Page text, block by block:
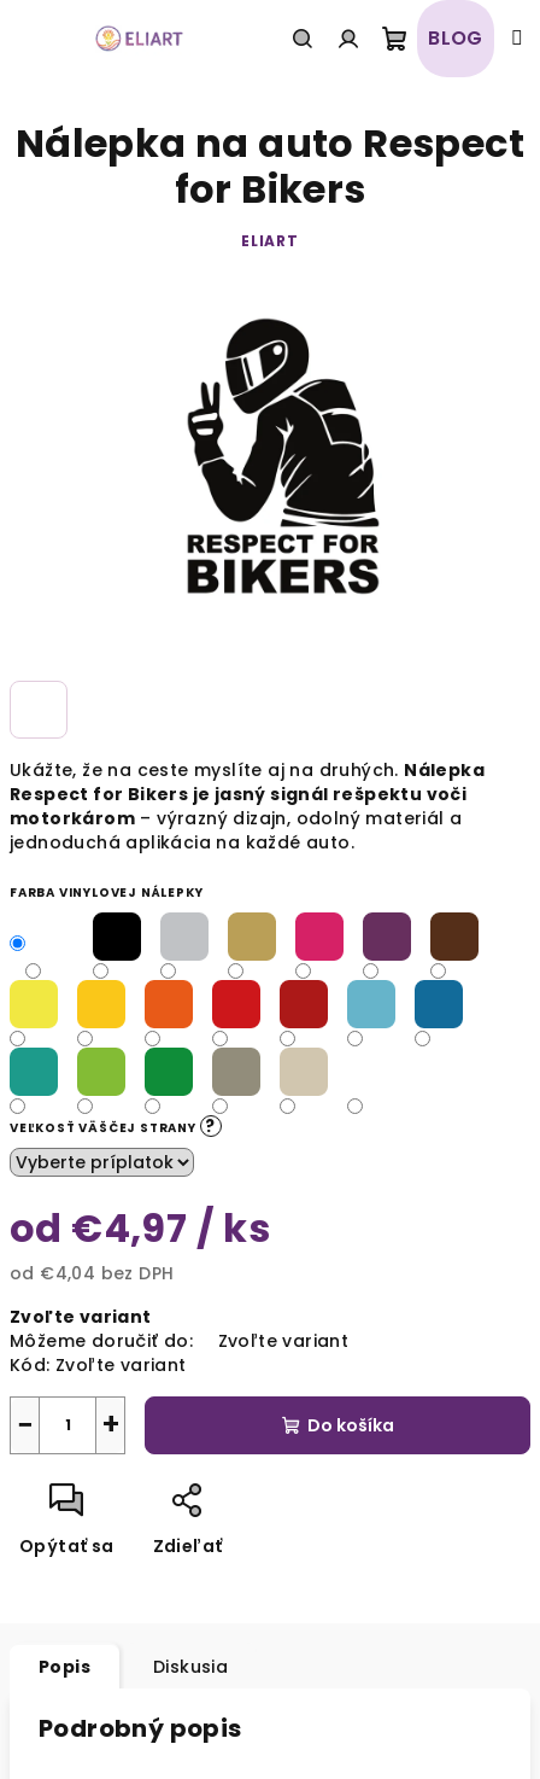
PrihlásenieNákupný
košík
BLOG
Ukážte, že na ceste myslíte aj na druhých. Nálepka
Respect for Bikers je jasný signál rešpektu voči
motorkárom – výrazný dizajn, odolný materiál a
jednoduchá aplikácia na každé auto.
FARBA VINYLOVEJ NÁLEPKY
VEĽKOSŤ VÄŠČEJ STRANY ?
od €4,97 / ks
od €4,04 bez DPH
cena:
Zvoľte variant
Môžeme doručiť do:
Zvoľte variant
Kód: Zvoľte variant
+
− Do košíka
Opýtať sa Zdieľať
Nálepka na auto Respect
for Bikers
ELIART
Popis Diskusia
Podrobný popis